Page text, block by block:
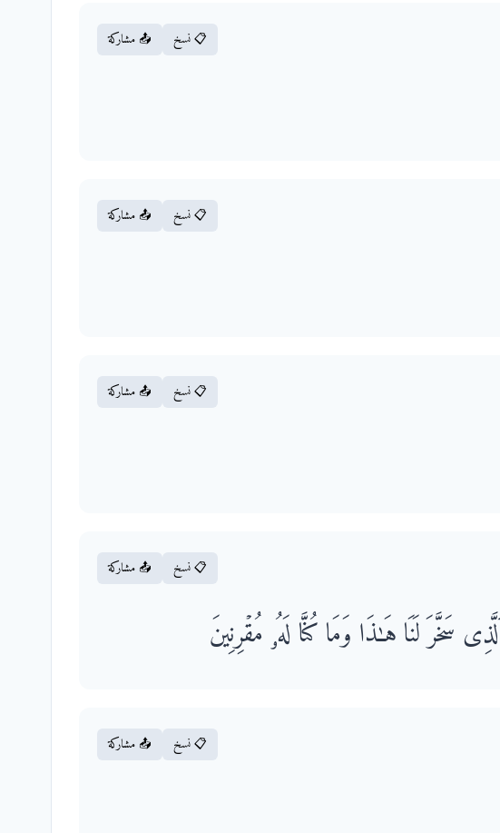
📋 نسخ 📤 مشاركة
📋 نسخ 📤 مشاركة
📋 نسخ 📤 مشاركة
📋 نسخ 📤 مشاركة
سَخَّرَ لَنَا هَـٰذَا وَمَا كُنَّا لَهُۥ مُقۡرِنِینَ
📋 نسخ 📤 مشاركة